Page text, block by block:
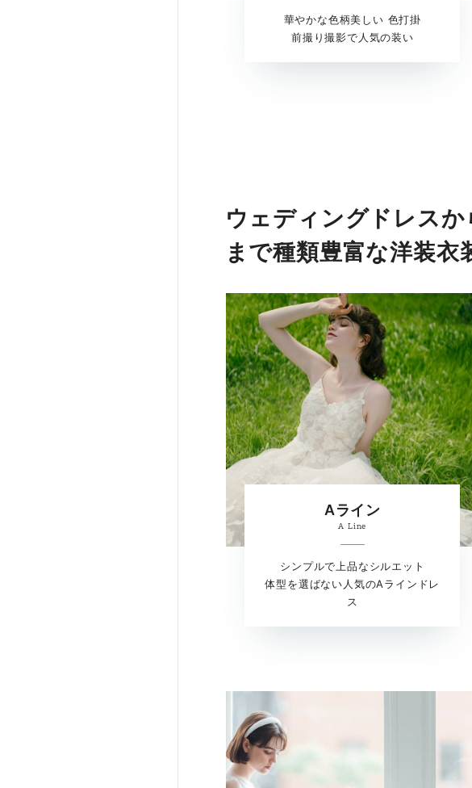
華やかな色柄美しい 色打掛
前撮り撮影で人気の装い
ウェディングドレス
まで種類豊富な洋装衣
Aライン
A Line
シンプルで上品なシルエット
体型を選ばない人気のAラインドレ
ス